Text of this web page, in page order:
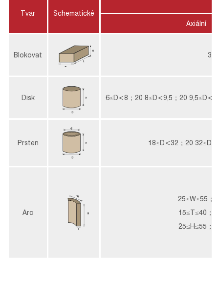
Tvar
Schematické
Axiální
Blokovat 30
Disk 6≤D<8；20 8≤D<9,5；20
Prsten 18≤D<32；20
Arc
25≤W≤55；
15≤T≤40；
25≤H≤55；